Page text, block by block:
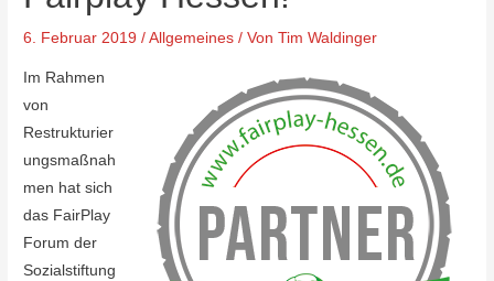
6. Februar 2019/Allgemeines / VonTim Waldinger
Im Rahmen
von
Restrukturier
ungsmaßnah
men hat sich
das FairPlay
Forum der
Sozialstiftung